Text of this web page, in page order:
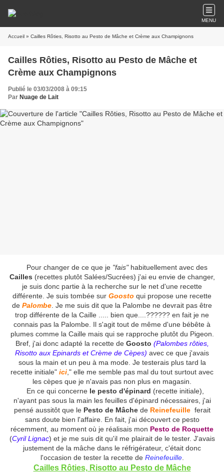
MENU
Accueil » Cailles Rôties, Risotto au Pesto de Mâche et Crème aux Champignons
Cailles Rôties, Risotto au Pesto de Mâche et
Crème aux Champignons
Publié le 03/03/2008 à 09:15
Par Nuage de Lait
Pour changer de ce que je "fais"habituellement avec des
Cailles (recettes plutôt Salées/Sucrées) j'ai eu envie de changer,
je suis donc partie à la recherche sur le net d'une recette
différente. Je suis tombée sur Goosto qui propose une recette
de Palombe . Je me suis dit que la Palombe ne devrait pas être
trop différente de la Caille ..... bien que....?????? en fait je ne
connais pas la Palombe. Il s'agit tout de même d'une bébête à
plumes comme la Caille mais qui se rapproche plutôt du Pigeon.
Bref, j'ai donc adapté la recette de Goosto (Palombes rôties,
Risotto aux Epinards et Crème de Cèpes) avec ce que j'avais
sous la main et un peu à ma mode. Je testerais plus tard la
recette initiale" ici ," elle me semble pas mal du tout surtout avec
les cèpes que je n'avais pas non plus en magasin.
En ce qui concerne le pesto d'épinard (recette initiale),
n'ayant pas sous la main les feuilles d'épinard nécessaires, j'ai
pensé aussitôt que le Pesto de Mâchede Reinefeuilleferait
sans doute bien l'affaire. En fait, j'ai découvert ce pesto
récemment, au moment où je réalisais mon Pesto de Roquette
(Cyril Lignac) et je me suis dit qu'il me plairait de le tester. J'avais
justement de la mâche dans le réfrigérateur, c'était donc
l'occasion de tester la recette de Reinefeuille.
Cailles Rôties, Risotto au Pesto de Mâche